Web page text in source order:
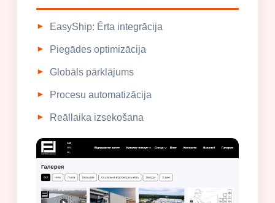
EasyShip: Ērta integrācija
Piegādes optimizācija
Globāls pārklājums
Procesu automatizācija
Reāllaika izsekošana